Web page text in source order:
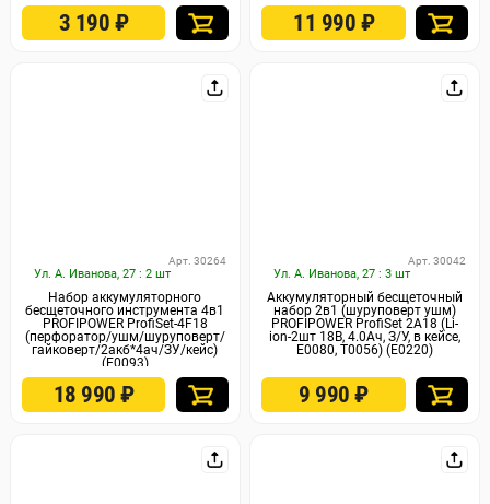
3 190 ₽ 11 990 ₽
Ул. А. Иванова, 27 : 2 шт
Арт. 30264
Набор аккумуляторного
бесщеточного инструмента 4в1
PROFIPOWER ProfiSet-4F18
(перфоратор/ушм/шуруповерт/
гайковерт/2акб*4ач/ЗУ/кейс)
(E0093)
18 990₽
Ул. А. Иванова, 27 : 3 шт
Арт. 30042
Аккумуляторный бесщеточный
набор 2в1 (шуруповерт ушм)
PROFIPOWER ProfiSet 2A18 (Li-
ion-2шт 18В, 4.0Ач, З/У, в кейсе,
E0080, T0056) (E0220)
9 990₽